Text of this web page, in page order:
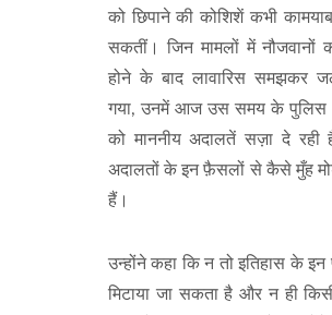
को छिपाने की कोशिशें कभी
सकतीं। जिन मामलों में नौजवानों
होने के बाद लावारिस समझकर
गया, उनमें आज उस समय के पुलिस
को माननीय अदालतें सज़ा दे
अदालतों के इन फ़ैसलों से कैसे मुँह
हैं।
उन्होंने कहा कि न तो इतिहास के इन
मिटाया जा सकता है और न ही